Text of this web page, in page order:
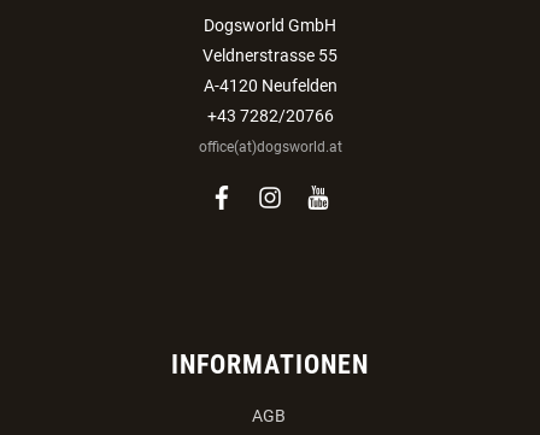
Dogsworld GmbH
Veldnerstrasse 55
A-4120 Neufelden
+43 7282/20766
office(at)dogsworld.at
facebook
instagram
youtube
INFORMATIONEN
AGB